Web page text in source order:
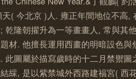
( 今北京 )人. 雍正年間地位不高,
乾隆朝擢升為一等畫畫人, 常與其
材. 他擅長運用西畫的明暗設色與
此圖屬於描寫歲時的十二月禁禦圖
綵, 是以紫禁城外西路建福宮( 西